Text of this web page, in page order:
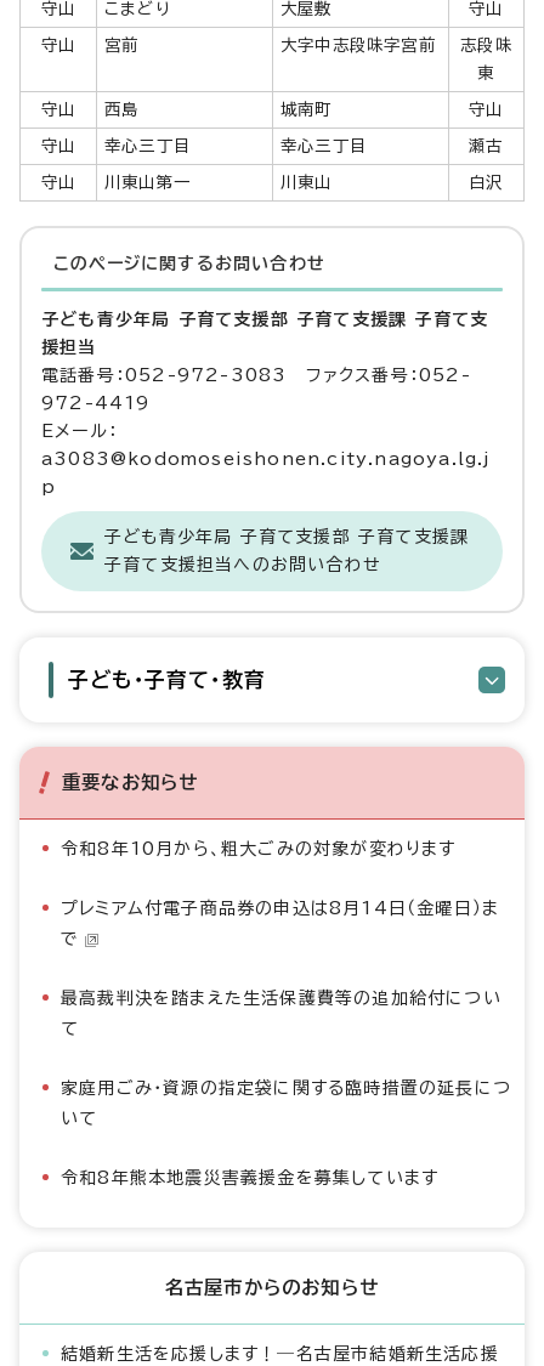
守山 こまどり 大屋敷 守山
守山 宮前 大字中志段味字宮前
志段味
東
守山 西島 城南町 守山
守山 幸心三丁目 幸心三丁目 瀬古
守山 川東山第一 川東山 白沢
このページに関する お問い合わせ
子ども青少年局 子育て支援部 子育て支援課 子育て支
援担当
電話番号：052-972-3083 ファクス番号：052-
972-4419
Eメール：
a3083@kodomoseishonen.city.nagoya.lg.j
p
子ども青少年局 子育て支援部 子育て支援課
子育て支援担当へのお問い合わせ
子ども・子育て・教育
重要なお知らせ
令和8年10月から、粗大ごみの対象が変わります
プレミアム付電子商品券の申込は8月14日（金曜日）ま
で
最高裁判決を踏まえた生活保護費等の追加給付につい
て
家庭用ごみ・資源の指定袋に関する臨時措置の延長につ
いて
令和8年熊本地震災害義援金を募集しています
名古屋市からのお知らせ
結婚新生活を応援します！―名古屋市結婚新生活応援